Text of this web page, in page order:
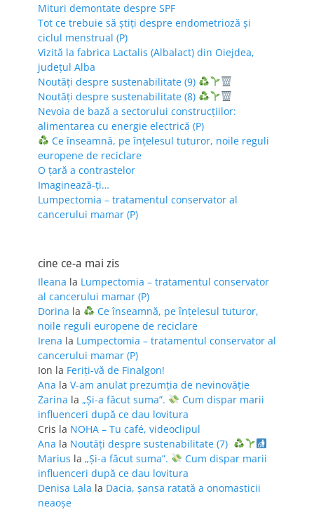
Mituri demontate despre SPF
Tot ce trebuie să știți despre endometrioză și
ciclul menstrual (P)
Vizită la fabrica Lactalis (Albalact) din Oiejdea,
județul Alba
Noutăți despre sustenabilitate (9)
Noutăți despre sustenabilitate (8)
Nevoia de bază a sectorului construcțiilor:
alimentarea cu energie electrică (P)
Ce înseamnă, pe înțelesul tuturor, noile reguli
europene de reciclare
O țară a contrastelor
Imaginează-ți…
Lumpectomia – tratamentul conservator al
cancerului mamar (P)
cine ce-a mai zis
Ileana la Lumpectomia – tratamentul conservator
al cancerului mamar (P)
Dorina la
Ce înseamnă, pe înțelesul tuturor,
noile reguli europene de reciclare
Irena la Lumpectomia – tratamentul conservator al
cancerului mamar (P)
Ion la Feriţi-vă de Finalgon!
Ana la V-am anulat prezumția de nevinovăție
Zarina la „Și-a făcut suma”.
Cum dispar marii
influenceri după ce dau lovitura
Cris la NOHA – Tu café, videoclipul
Ana la Noutăți despre sustenabilitate (7)
Marius la „Și-a făcut suma”.
Cum dispar marii
influenceri după ce dau lovitura
Denisa Lala la Dacia, șansa ratată a onomasticii
neaoșe